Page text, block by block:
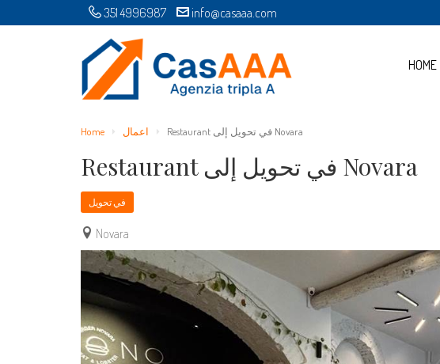
351 4996987 info@casaaa.com
HOME
Home اعمال Restaurant في تحويل إلى Novara
Restaurant في تحويل إلى Novara
في تحويل
Novara